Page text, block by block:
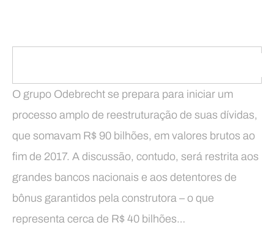
O grupo Odebrecht se prepara para iniciar um
processo amplo de reestruturação de suas dívidas,
que somavam R$ 90 bilhões, em valores brutos ao
fim de 2017. A discussão, contudo, será restrita aos
grandes bancos nacionais e aos detentores de
bônus garantidos pela construtora – o que
representa cerca de R$ 40 bilhões…